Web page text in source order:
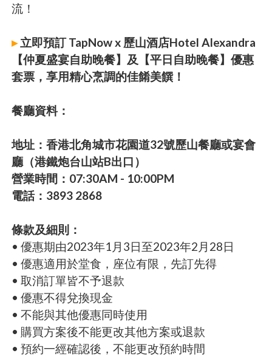
流！
▸立即預訂 TapNow x 歷山酒店Hotel Alexandra
【仲夏盛宴自助晚餐】及【平日自助晚餐】優惠
套票，享用精心烹調的佳餚美饌！
餐廳資料：
地址：香港北角城市花園道32號歷山餐廳或宴會
廳（港鐵炮台山站B出口）
營業時間：07:30AM - 10:00PM
電話：3893 2868
條款及細則：
• 優惠期由2023年1月3日至2023年2月28日
• 優惠適用於堂食，座位有限，先訂先得
• 取消訂單皆不予退款
• 優惠不得兌換現金
• 不能與其他優惠同時使用
• 購買方案後不能更改其他方案或退款
• 預約一經確認後，不能更改預約時間